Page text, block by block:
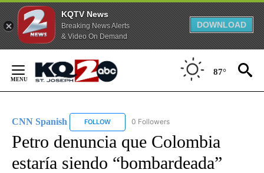
KQTV News
Breaking News Alerts
& Video On Demand
DOWNLOAD
Content
87°
CNN Spanish FOLLOW FOLLOW "CNN SPANISH" TO RECEIVE
0 Followers
Petro denuncia que Colombia
estaría siendo “bombardeada”